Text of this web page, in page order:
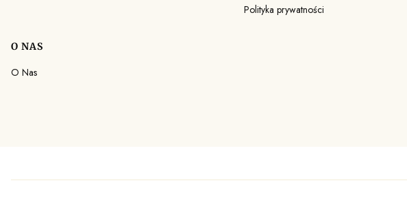
Polityka prywatności
O NAS
O Nas